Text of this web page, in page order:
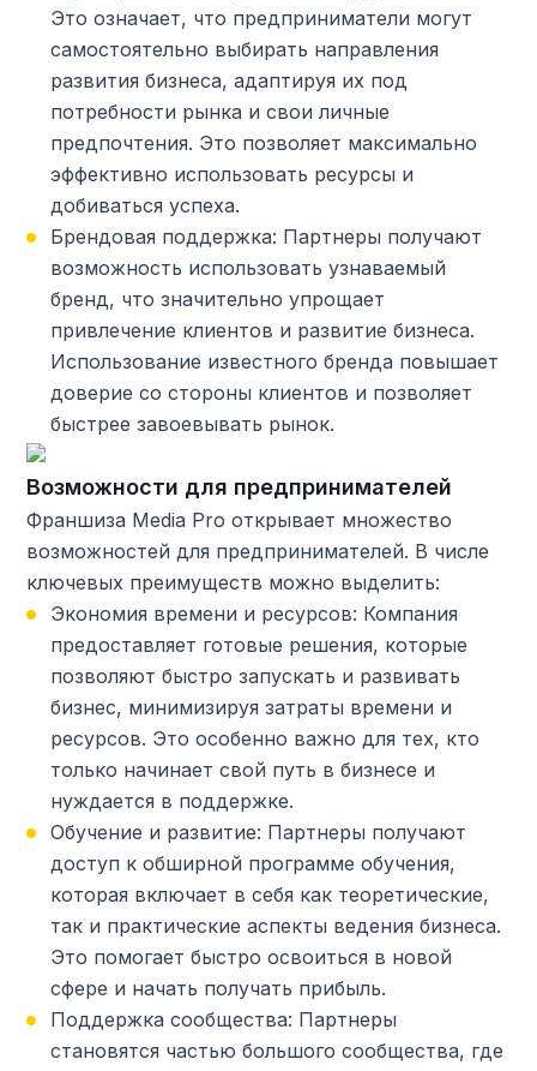
Это означает, что предприниматели могут
самостоятельно выбирать направления
развития бизнеса, адаптируя их под
потребности рынка и свои личные
предпочтения. Это позволяет максимально
эффективно использовать ресурсы и
добиваться успеха.
Брендовая поддержка: Партнеры получают
возможность использовать узнаваемый
бренд, что значительно упрощает
привлечение клиентов и развитие бизнеса.
Использование известного бренда повышает
доверие со стороны клиентов и позволяет
быстрее завоевывать рынок.
Возможности для предпринимателей
Франшиза Media Pro открывает множество
возможностей для предпринимателей. В числе
ключевых преимуществ можно выделить:
Экономия времени и ресурсов: Компания
предоставляет готовые решения, которые
позволяют быстро запускать и развивать
бизнес, минимизируя затраты времени и
ресурсов. Это особенно важно для тех, кто
только начинает свой путь в бизнесе и
нуждается в поддержке.
Обучение и развитие: Партнеры получают
доступ к обширной программе обучения,
которая включает в себя как теоретические,
так и практические аспекты ведения бизнеса.
Это помогает быстро освоиться в новой
сфере и начать получать прибыль.
Поддержка сообщества: Партнеры
становятся частью большого сообщества, где